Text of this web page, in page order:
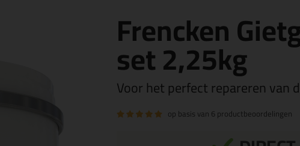
Frencken
set 2,25kg
Voor het perfect repareren van
op basis van 6 productbeoordelingen